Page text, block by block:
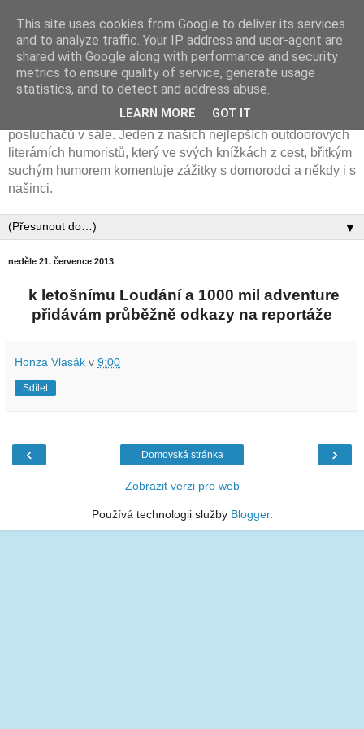
Cyklotremp Jan Vlasák
Horolozec, cyklotremp a spisovatel. Na svém kole
procestoval 50 zemí světa. Výborný vypravěč, jehož
cestovatelská diashow poznáte podle salev smíchu
posluchačů v sále. Jeden z našich nejlepších outdoorových
literárních humoristů, který ve svých knížkách z cest, břitkým
suchým humorem komentuje zážitky s domorodci a někdy i s
našinci.
▼
neděle 21. července 2013
k letošnímu Loudání a 1000 mil adventure
přidávám průběžně odkazy na reportáže
Honza Vlasák v 9:00
Sdílet
‹ ›
Domovská stránka
Zobrazit verzi pro web
Používá technologii služby Blogger.
This site uses cookies from Google to deliver its services
and to analyze traffic. Your IP address and user-agent are
shared with Google along with performance and security
metrics to ensure quality of service, generate usage
statistics, and to detect and address abuse.
LEARN MORE GOT IT